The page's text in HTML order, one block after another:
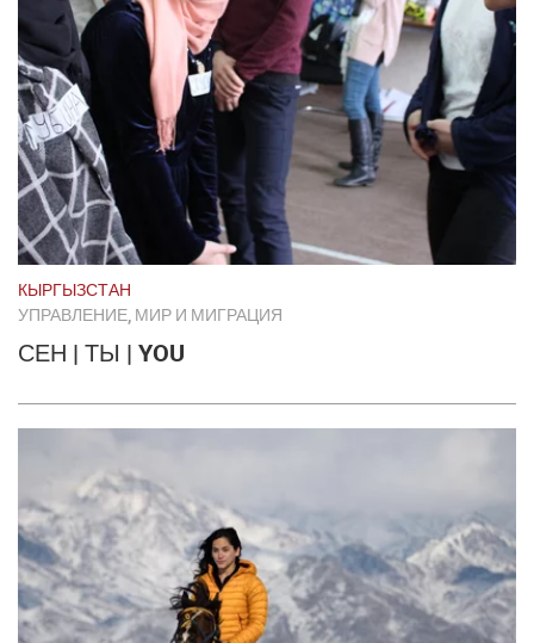
КЫРГЫЗСТАН
УПРАВЛЕНИЕ, МИР И МИГРАЦИЯ
СЕН | ТЫ | YOU